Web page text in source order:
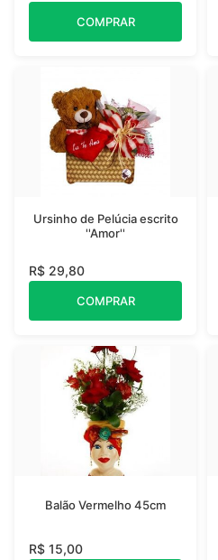
COMPRAR
Ursinho de Pelúcia escrito
''Amor''
R$ 29,80
COMPRAR
Balão Vermelho 45cm
R$ 15,00